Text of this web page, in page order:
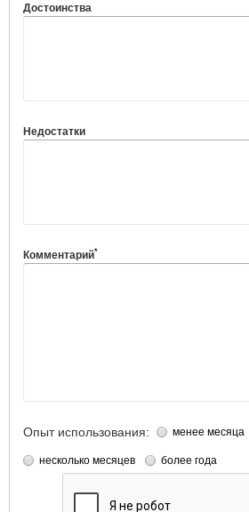
Достоинства
Недостатки
Комментарий*
Опыт использования: менее месяца
несколько месяцев более года